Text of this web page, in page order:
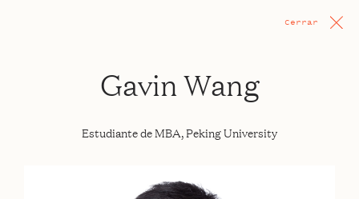
Cerrar
Gavin Wang
Estudiante de MBA, Peking University